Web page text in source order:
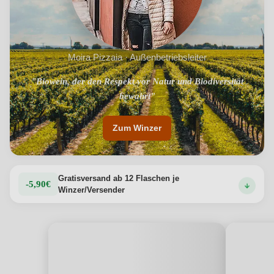
friulanische Handwerkskunst in sich vereint.
Produktdetails anzeigen →
Moira Pizzaia · Außenbetriebsleiter
"Biowein, der den Respekt vor Natur und Biodiversität
bewahrt"
Zum Winzer
-5,90€
Gratisversand ab 12 Flaschen je
Winzer/Versender